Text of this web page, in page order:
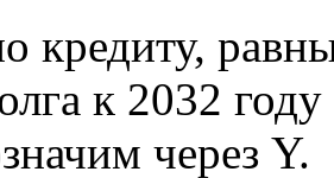
кредиту,
к 2032
через Y.